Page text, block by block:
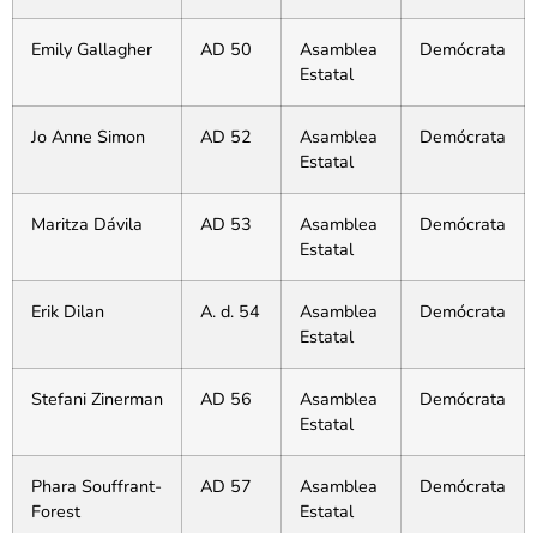
Emily Gallagher AD 50
Asamblea
Estatal
Demócrata
Jo Anne Simon AD 52
Asamblea
Estatal
Demócrata
Maritza Dávila AD 53
Asamblea
Estatal
Demócrata
Erik Dilan A. d. 54
Asamblea
Estatal
Demócrata
Stefani Zinerman AD 56
Asamblea
Estatal
Demócrata
Phara Souffrant-
Forest
AD 57
Asamblea
Estatal
Demócrata